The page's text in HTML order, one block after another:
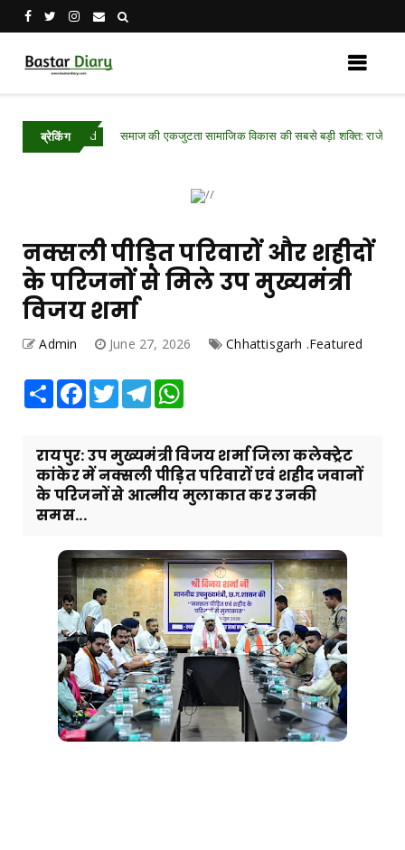
ब्रेकिंगसमाज की एकजुटता सामाजिक विकास की सबसे बड़ी शक्ति: राजेश अग्रवाल
नक्सली पीड़ित परिवारों और शहीदों
के परिजनों से मिले उप मुख्यमंत्री
विजय शर्मा
Admin June 27, 2026 Chhattisgarh .Featured
Share Facebook
TwitterTelegram
रायपुर: उप मुख्यमंत्री विजय शर्मा जिला कलेक्ट्रेट
कांकेर में नक्सली पीड़ित परिवारों एवं शहीद जवानों
के परिजनों से आत्मीय मुलाकात कर उनकी
समस...